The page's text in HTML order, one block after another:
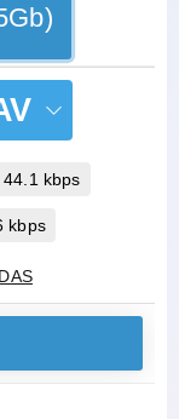
kbps
kbps